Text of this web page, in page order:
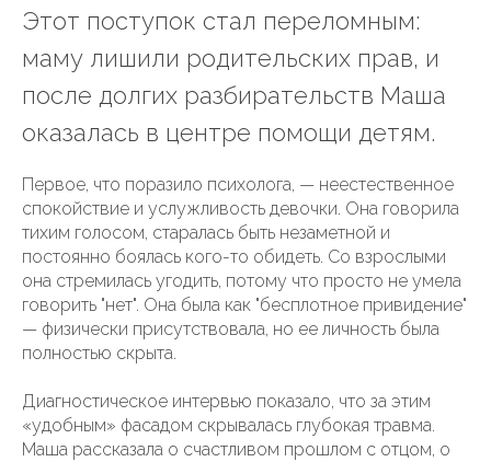
Этот поступок стал переломным:
маму лишили родительских прав, и
после долгих разбирательств Маша
оказалась в центре помощи детям.
Первое, что поразило психолога, — неестественное
спокойствие и услужливость девочки. Она говорила
тихим голосом, старалась быть незаметной и
постоянно боялась кого-то обидеть. Со взрослыми
она стремилась угодить, потому что просто не умела
говорить "нет". Она была как "бесплотное привидение"
— физически присутствовала, но ее личность была
полностью скрыта.
Диагностическое интервью показало, что за этим
«удобным» фасадом скрывалась глубокая травма.
Маша рассказала о счастливом прошлом с отцом, о